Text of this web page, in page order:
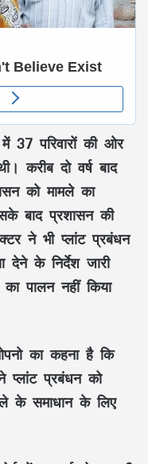
37 परिवारों की ओर
करीब दो वर्ष बाद
को मामले का
बाद प्रशासन की
ने भी प्लांट प्रबंधन
देने के निर्देश जारी
पालन नहीं किया
का कहना है कि
प्लांट प्रबंधन को
के समाधान के लिए